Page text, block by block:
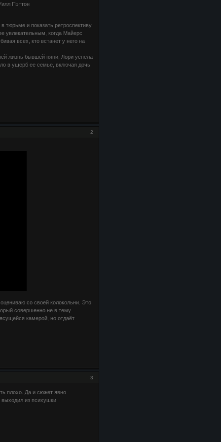
Пэттон
тюрьме и показать ретроспективу
увлекательным, когда Майерс
всех, кто встанет у него на
жизнь бывшей няни, Лори успела
в ущерб ее семье, включая дочь
2
со своей колокольни. Это
совершенно не в тему
камерой, но отдаёт
3
плохо. Да и сюжет явно
выходил из психушки